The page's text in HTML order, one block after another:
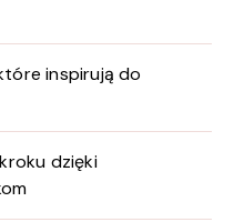
inspirują do
dzięki